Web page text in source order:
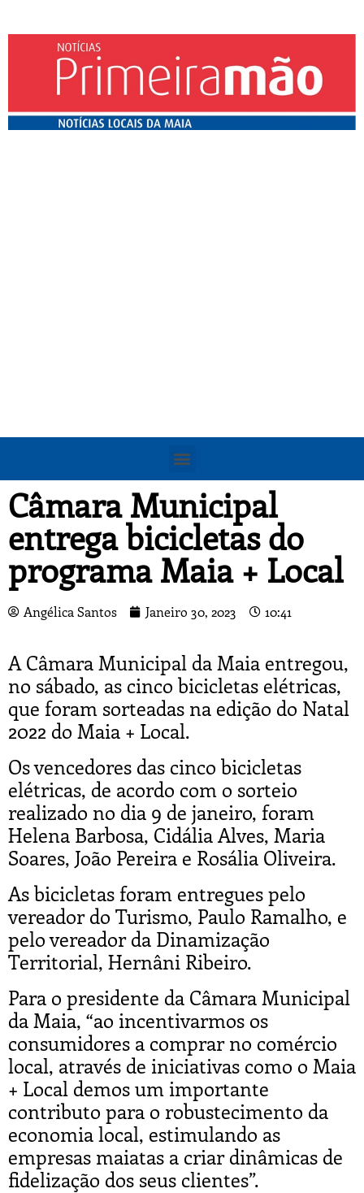
Câmara Municipal
entrega bicicletas do
programa Maia + Local
Angélica Santos Janeiro 30, 2023 10:41
A Câmara Municipal da Maia entregou,
no sábado, as cinco bicicletas elétricas,
que foram sorteadas na edição do Natal
2022 do Maia + Local.
Os vencedores das cinco bicicletas
elétricas, de acordo com o sorteio
realizado no dia 9 de janeiro, foram
Helena Barbosa, Cidália Alves, Maria
Soares, João Pereira e Rosália Oliveira.
As bicicletas foram entregues pelo
vereador do Turismo, Paulo Ramalho, e
pelo vereador da Dinamização
Territorial, Hernâni Ribeiro.
Para o presidente da Câmara Municipal
da Maia, “ao incentivarmos os
consumidores a comprar no comércio
local, através de iniciativas como o Maia
+ Local demos um importante
contributo para o robustecimento da
economia local, estimulando as
empresas maiatas a criar dinâmicas de
fidelização dos seus clientes”.